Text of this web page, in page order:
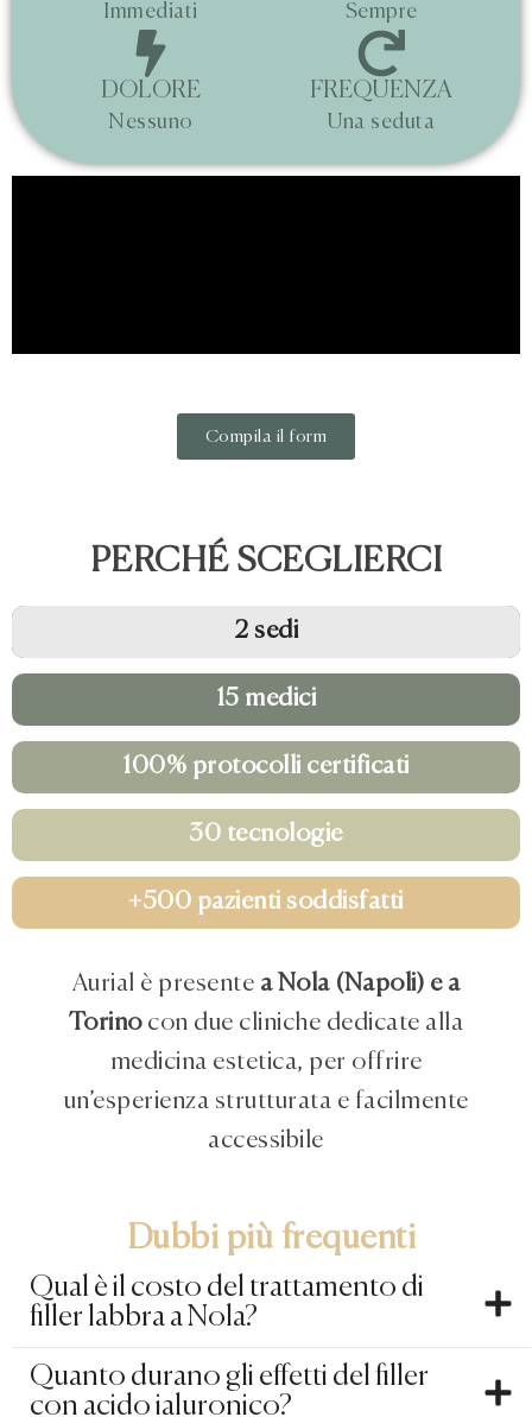
Immediati Sempre
DOLORE
Nessuno
FREQUENZA
Una seduta
Compila il form
PERCHÉ SCEGLIERCI
2 sedi
15 medici
100% protocolli certificati
30 tecnologie
+500 pazienti soddisfatti
Aurial è presente a Nola (Napoli) e a
Torinocon due cliniche dedicate alla
medicina estetica, per offrire
un’esperienza strutturata e facilmente
accessibile
Dubbi più frequenti
Qual è il costo del trattamento di
filler labbra a Nola?
Quanto durano gli effetti del filler
con acido ialuronico?